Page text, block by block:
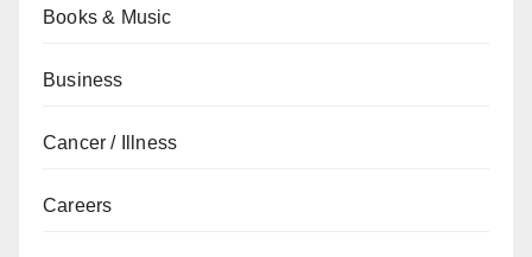
Books & Music
Business
Cancer / Illness
Careers